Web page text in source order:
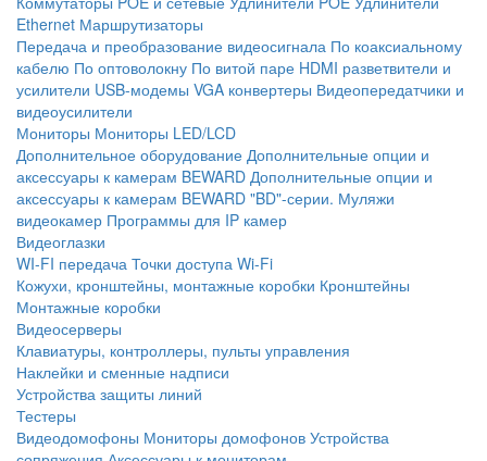
Ethernet Маршрутизаторы
Передача и преобразование видеосигнала По коаксиальному
кабелю По оптоволокну По витой паре HDMI разветвители и
усилители USB-модемы VGA конвертеры Видеопередатчики и
видеоусилители
Мониторы Мониторы LED/LCD
Дополнительное оборудование Дополнительные опции и
аксессуары к камерам BEWARD Дополнительные опции и
аксессуары к камерам BEWARD "BD"-серии. Муляжи
видеокамер Программы для IP камер
Видеоглазки
WI-FI передача Точки доступа Wi-Fi
Кожухи, кронштейны, монтажные коробки Кронштейны
Монтажные коробки
Видеосерверы
Клавиатуры, контроллеры, пульты управления
Наклейки и сменные надписи
Устройства защиты линий
Тестеры
Видеодомофоны Мониторы домофонов Устройства